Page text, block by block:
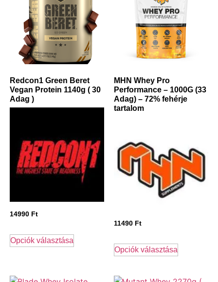
Redcon1 Green Beret
Vegan Protein 1140g ( 30
Adag )
14990 Ft
Opciók választása
MHN Whey Pro
Performance – 1000G (33
Adag) – 72% fehérje
tartalom
11490 Ft
Opciók választása